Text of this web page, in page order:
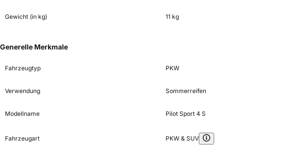
Gewicht (in kg) 11 kg
Generelle Merkmale
Fahrzeugtyp PKW
Verwendung Sommerreifen
Modellname Pilot Sport 4 S
Fahrzeugart PKW & SUV